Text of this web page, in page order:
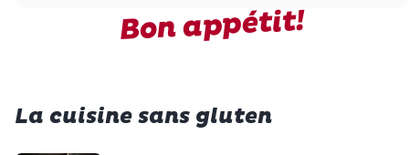
Bon appétit!
La cuisine sans gluten